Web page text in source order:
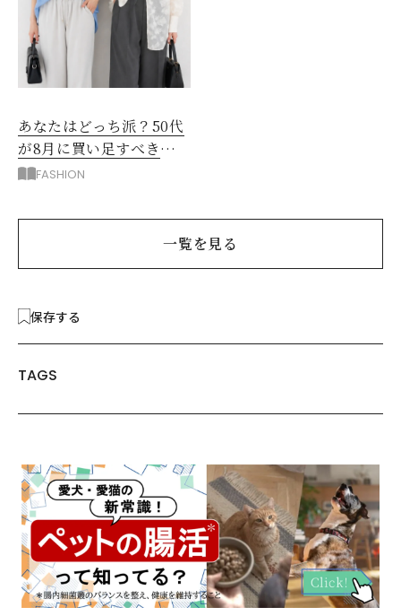
あなたはどっち派？50代
が8月に買い足すべき
「着回せるトップス」
FASHION
一覧を見る
保存する
TAGS